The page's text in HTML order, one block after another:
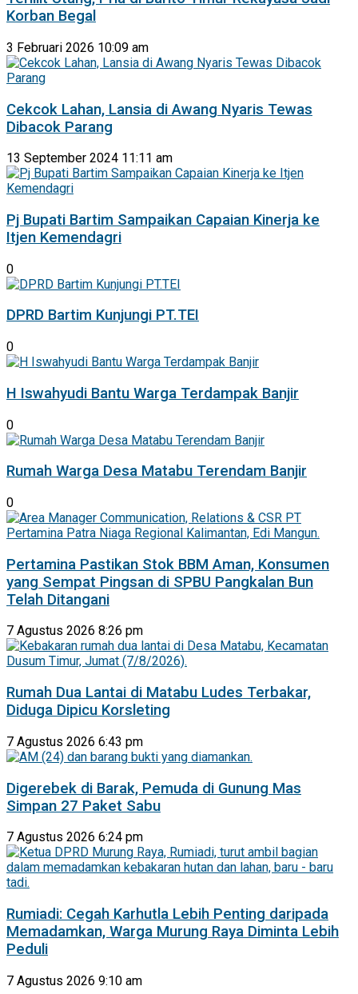
Korban Begal
3 Februari 2026 10:09 am
Cekcok Lahan, Lansia di Awang Nyaris Tewas
Dibacok Parang
13 September 2024 11:11 am
Pj Bupati Bartim Sampaikan Capaian Kinerja ke
Itjen Kemendagri
0
DPRD Bartim Kunjungi PT.TEI
0
H Iswahyudi Bantu Warga Terdampak Banjir
0
Rumah Warga Desa Matabu Terendam Banjir
0
Pertamina Pastikan Stok BBM Aman, Konsumen
yang Sempat Pingsan di SPBU Pangkalan Bun
Telah Ditangani
7 Agustus 2026 8:26 pm
Rumah Dua Lantai di Matabu Ludes Terbakar,
Diduga Dipicu Korsleting
7 Agustus 2026 6:43 pm
Digerebek di Barak, Pemuda di Gunung Mas
Simpan 27 Paket Sabu
7 Agustus 2026 6:24 pm
Rumiadi: Cegah Karhutla Lebih Penting daripada
Memadamkan, Warga Murung Raya Diminta Lebih
Peduli
7 Agustus 2026 9:10 am